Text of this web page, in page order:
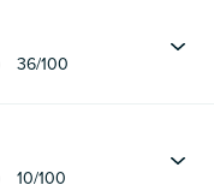
36/100
10/100